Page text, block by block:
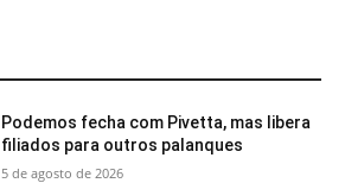
Podemos fecha com Pivetta, mas libera
filiados para outros palanques
5 de agosto de 2026